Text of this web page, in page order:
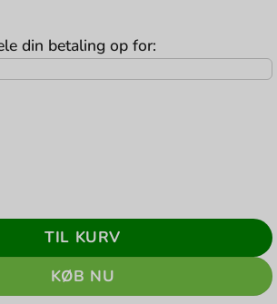
din betaling op for:
Gen 2 i7-1185G7 14" 16 GB RAM 256
TIL KURV
KØB NU